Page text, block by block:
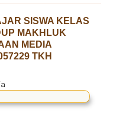
SISWA KELAS
MAKHLUK
MEDIA
TKH